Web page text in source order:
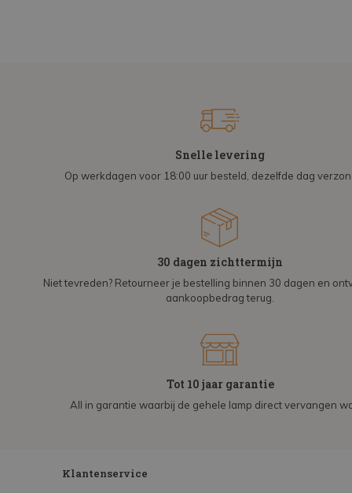
Snelle levering
Op werkdagen voor 18:00 uur besteld, dezelfde dag
30 dagen zichttermijn
Niet tevreden? Retourneer je bestelling binnen 30 dagen en
aankoopbedrag terug.
Tot 10 jaar garantie
All in garantie waarbij de gehele lamp direct vervangen
Klantenservice